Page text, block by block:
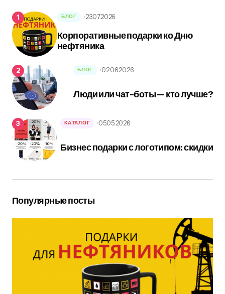
Корпоративные подарки ко Дню
нефтяника
БЛОГ 23.07.2026
Люди или чат-боты — кто лучше?
БЛОГ 02.06.2026
Бизнес подарки с логотипом: скидки
КАТАЛОГ 05.05.2026
Популярные посты